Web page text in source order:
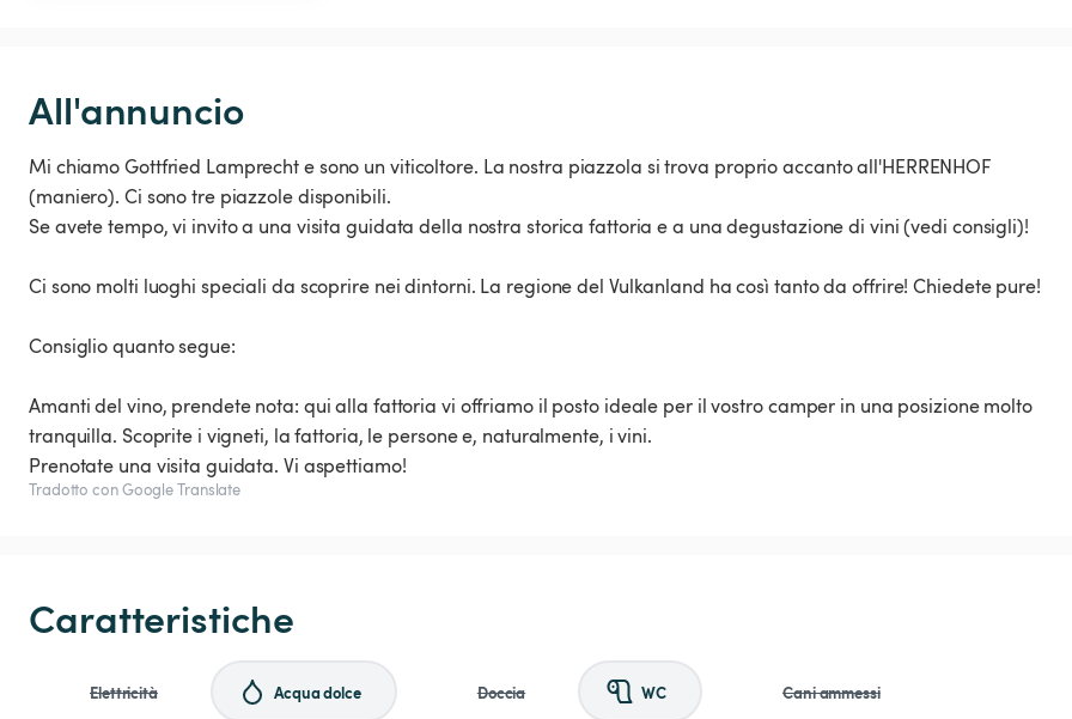
All'annuncio
Mi chiamo Gottfried Lamprecht e sono un viticoltore. La nostra piazzola si trova proprio accanto all'HERRENHOF
(maniero). Ci sono tre piazzole disponibili.
Se avete tempo, vi invito a una visita guidata della nostra storica fattoria e a una degustazione di vini (vedi consigli)!
Ci sono molti luoghi speciali da scoprire nei dintorni. La regione del Vulkanland ha così tanto da offrire! Chiedete pure!
Consiglio quanto segue:
Amanti del vino, prendete nota: qui alla fattoria vi offriamo il posto ideale per il vostro camper in una posizione molto
tranquilla. Scoprite i vigneti, la fattoria, le persone e, naturalmente, i vini.
Prenotate una visita guidata. Vi aspettiamo!
Tradotto con Google Translate
Caratteristiche
Elettricità Acqua dolce Doccia WC Cani ammessi